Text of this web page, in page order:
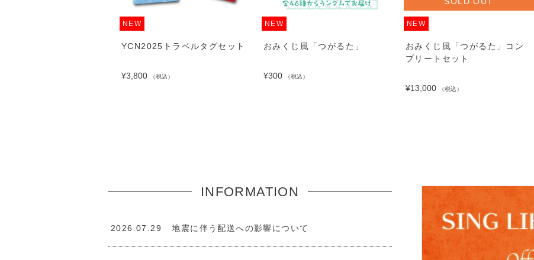
NEW
YCN2025トラベルタグセット
¥3,800 （税込）
NEW
おみくじ風「つがるた」
¥300 （税込）
NEW
おみくじ風「つがるた」コン
プリートセット
¥13,000 （税込）
INFORMATION
2026.07.29 地震に伴う配送への影響について